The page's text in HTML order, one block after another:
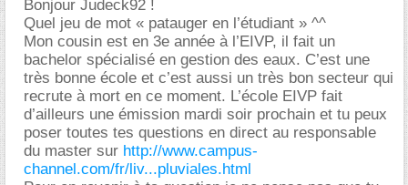
Bonjour Judeck92 !
Quel jeu de mot « patauger en l’étudiant » ^^
Mon cousin est en 3e année à l’EIVP, il fait un
bachelor spécialisé en gestion des eaux. C’est une
très bonne école et c’est aussi un très bon secteur qui
recrute à mort en ce moment. L’école EIVP fait
d’ailleurs une émission mardi soir prochain et tu peux
poser toutes tes questions en direct au responsable
du master sur http://www.campus-
channel.com/fr/liv...pluviales.html